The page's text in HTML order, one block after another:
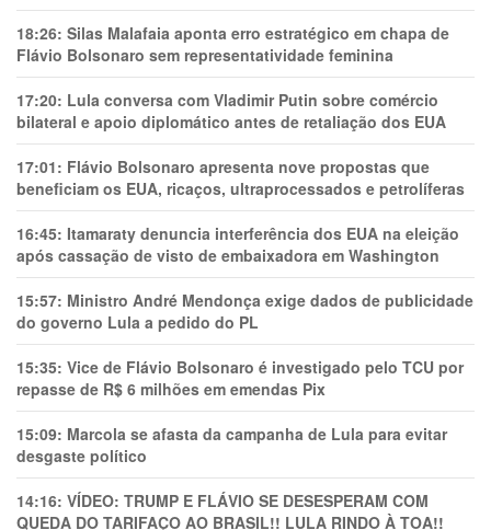
18:26: Silas Malafaia aponta erro estratégico em chapa de
Flávio Bolsonaro sem representatividade feminina
17:20: Lula conversa com Vladimir Putin sobre comércio
bilateral e apoio diplomático antes de retaliação dos EUA
17:01: Flávio Bolsonaro apresenta nove propostas que
beneficiam os EUA, ricaços, ultraprocessados e petrolíferas
16:45: Itamaraty denuncia interferência dos EUA na eleição
após cassação de visto de embaixadora em Washington
15:57: Ministro André Mendonça exige dados de publicidade
do governo Lula a pedido do PL
15:35: Vice de Flávio Bolsonaro é investigado pelo TCU por
repasse de R$ 6 milhões em emendas Pix
15:09: Marcola se afasta da campanha de Lula para evitar
desgaste político
14:16: VÍDEO: TRUMP E FLÁVIO SE DESESPERAM COM
QUEDA DO TARIFAÇO AO BRASIL!! LULA RINDO À TOA!!